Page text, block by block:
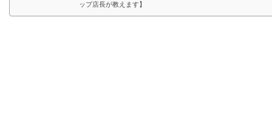
ップ店長が教えます】